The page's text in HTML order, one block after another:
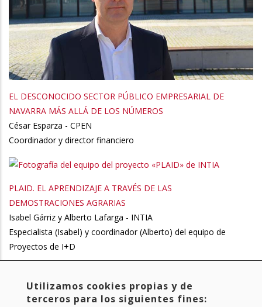
EL DESCONOCIDO SECTOR PÚBLICO EMPRESARIAL DE
NAVARRA MÁS ALLÁ DE LOS NÚMEROS
César Esparza - CPEN
Coordinador y director financiero
PLAID. EL APRENDIZAJE A TRAVÉS DE LAS
DEMOSTRACIONES AGRARIAS
Isabel Gárriz y Alberto Lafarga - INTIA
Especialista (Isabel) y coordinador (Alberto) del equipo de
Proyectos de I+D
Paginación
Primera
página
« Primero
Página
anterior
‹ Anterior Page
1 Page
2 Page
3
Utilizamos cookies propias y de
terceros para los siguientes fines: